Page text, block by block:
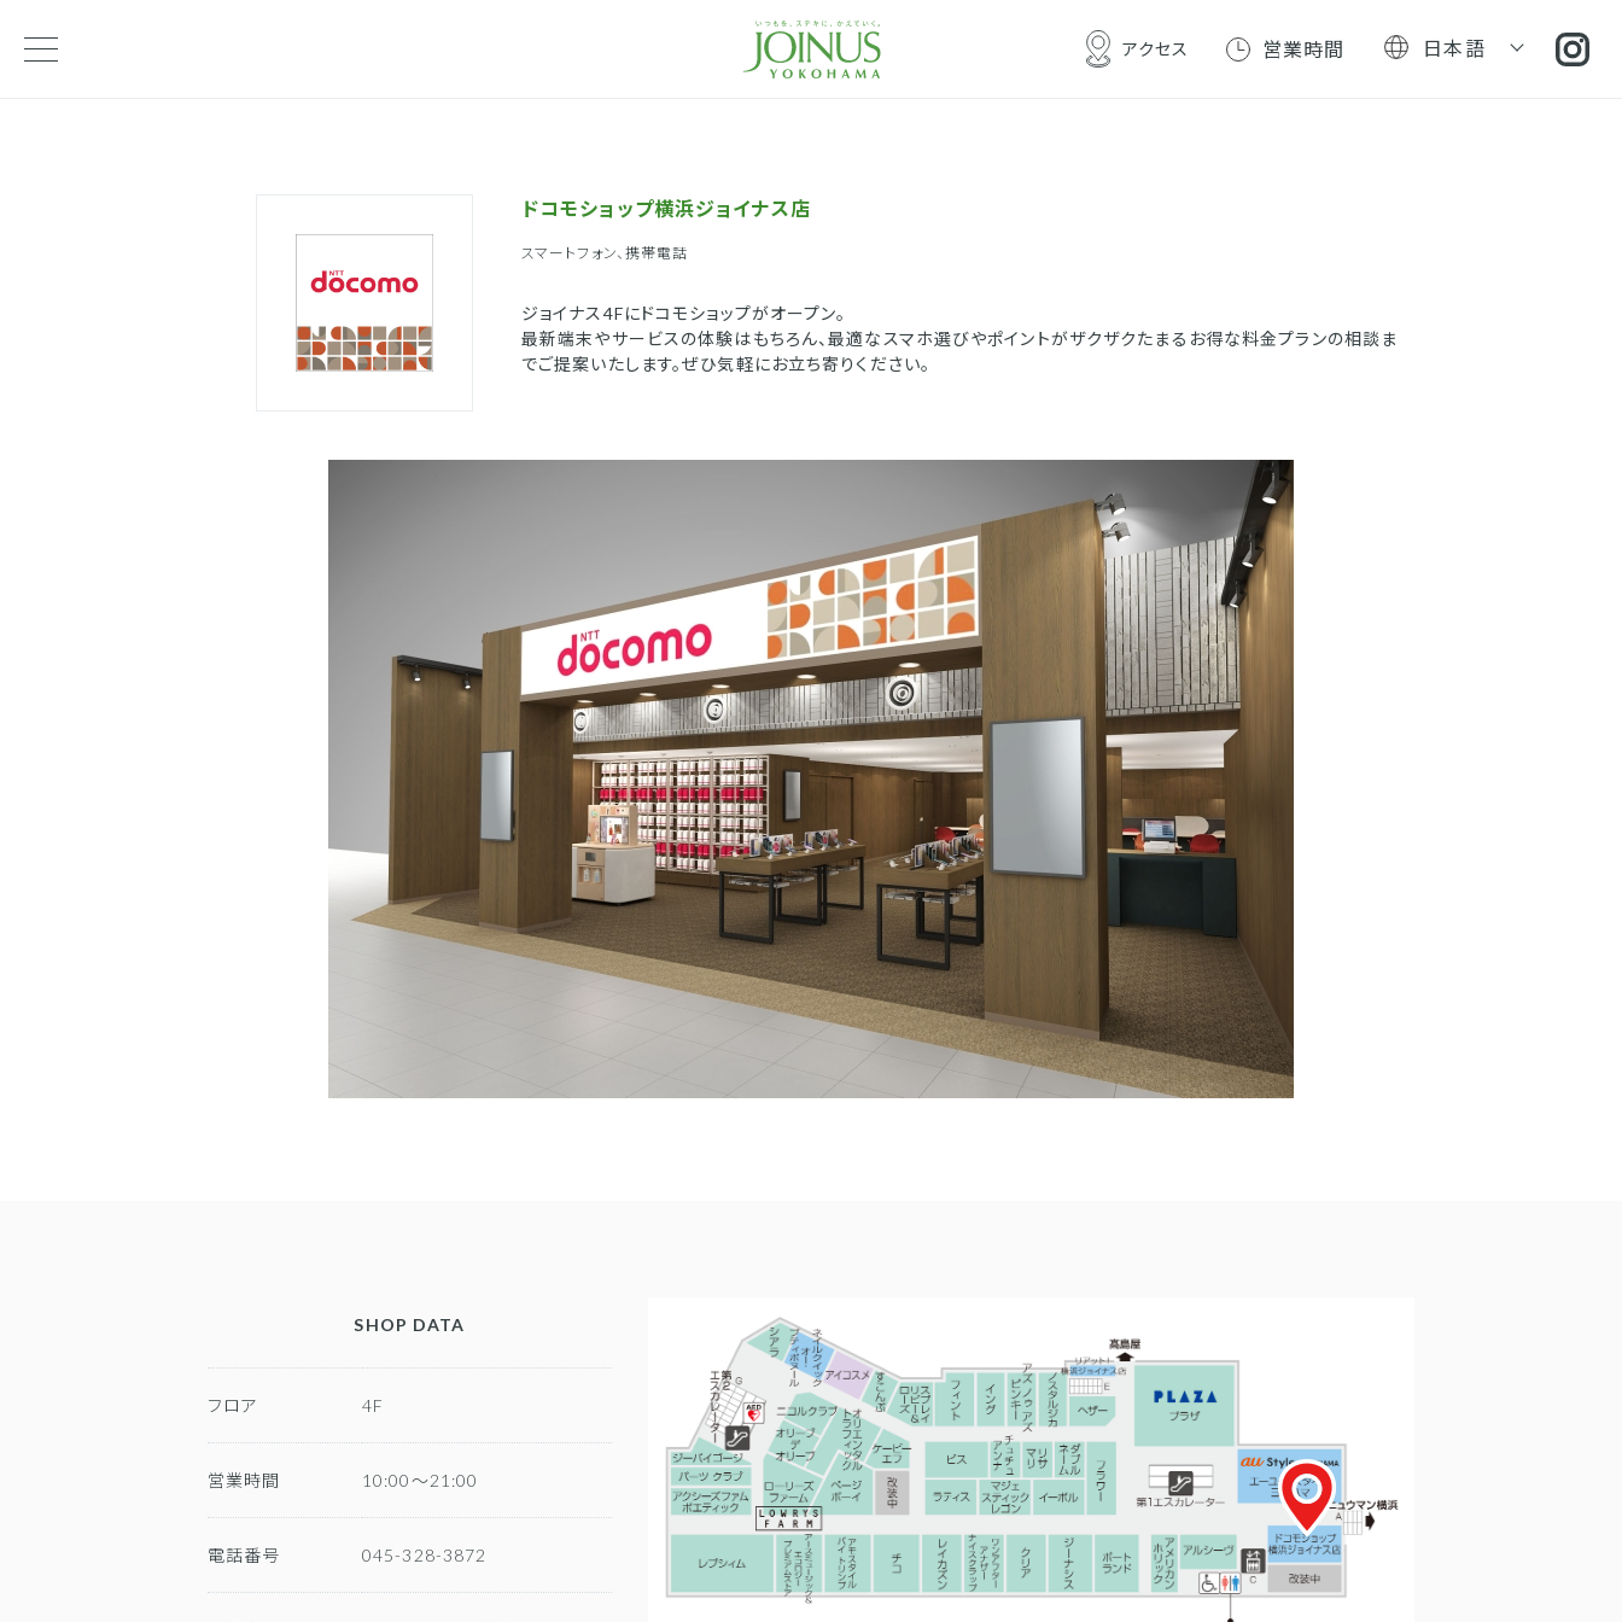
アクセス 営業時間 日本語
ドコモショップ横浜ジョイナス店
スマートフォン、携帯電話
ジョイナス4Fにドコモショップがオープン。
最新端末やサービスの体験はもちろん、最適なスマホ選びやポイントがザクザクたまるお得な料金プランの相談ま
でご提案いたします。ぜひ気軽にお立ち寄りください。
SHOP DATA
フロア 4F
営業時間 10:00～21:00
電話番号 045-328-3872